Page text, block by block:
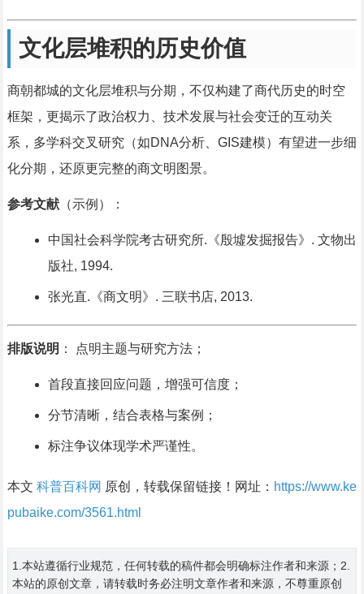
文化层堆积的历史价值
商朝都城的文化层堆积与分期，不仅构建了商代历史的时空
框架，更揭示了政治权力、技术发展与社会变迁的互动关
系，多学科交叉研究（如DNA分析、GIS建模）有望进一步细
化分期，还原更完整的商文明图景。
参考文献（示例）：
中国社会科学院考古研究所.《殷墟发掘报告》. 文物出
版社, 1994.
张光直.《商文明》. 三联书店, 2013.
排版说明 ： 点明主题与研究方法；
首段直接回应问题，增强可信度；
分节清晰，结合表格与案例；
标注争议体现学术严谨性。
本文 科普百科网 原创，转载保留链接！网址： https://www.ke
pubaike.com/3561.html
1.本站遵循行业规范，任何转载的稿件都会明确标注作者和来源；2.
本站的原创文章，请转载时务必注明文章作者和来源，不尊重原创